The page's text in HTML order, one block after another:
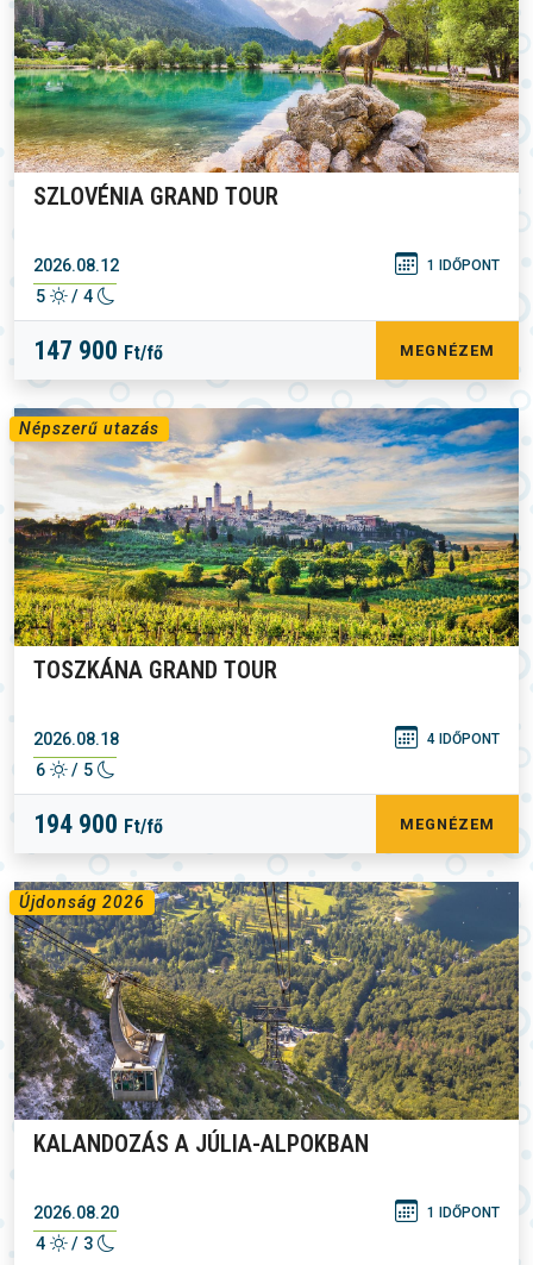
SZLOVÉNIA GRAND TOUR
2026.08.12 1 IDŐPONT
5 / 4
147 900 Ft/fő MEGNÉZEM
Népszerű utazás
TOSZKÁNA GRAND TOUR
2026.08.18 4 IDŐPONT
6 / 5
194 900 Ft/fő MEGNÉZEM
Újdonság 2026
KALANDOZÁS A JÚLIA-ALPOKBAN
2026.08.20 1 IDŐPONT
4 / 3